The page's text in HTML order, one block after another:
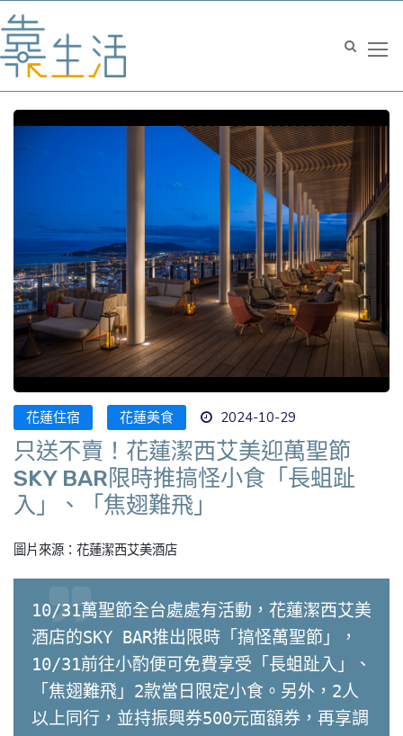
花蓮住宿 花蓮美食 2024-10-29
只送不賣！花蓮潔西艾美迎萬聖節
SKY BAR限時推搞怪小食「長蛆趾
入」、「焦翅難飛」
圖片來源：花蓮潔西艾美酒店
10/31萬聖節全台處處有活動，花蓮潔西艾美
酒店的SKY BAR推出限時「搞怪萬聖節」，
10/31前往小酌便可免費享受「長蛆趾入」、
「焦翅難飛」2款當日限定小食。另外，2人
以上同行，並持振興券500元面額券，再享調